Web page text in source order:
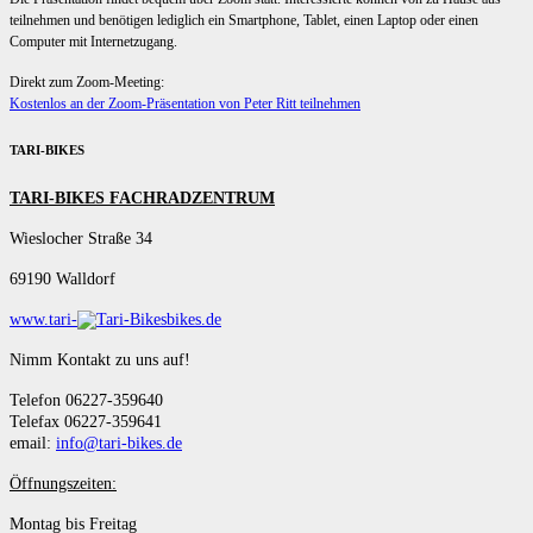
teilnehmen und benötigen lediglich ein Smartphone, Tablet, einen Laptop oder einen
Computer mit Internetzugang.
Direkt zum Zoom-Meeting:
Kostenlos an der Zoom-Präsentation von Peter Ritt teilnehmen
TARI-BIKES
TARI-BIKES FACHRADZENTRUM
Wieslocher Straße 34
69190 Walldorf
www.tari- bikes.de
Nimm Kontakt zu uns auf!
Telefon 06227-359640
Telefax 06227-359641
email: info@tari-bikes.de
Öffnungszeiten:
Montag bis Freitag